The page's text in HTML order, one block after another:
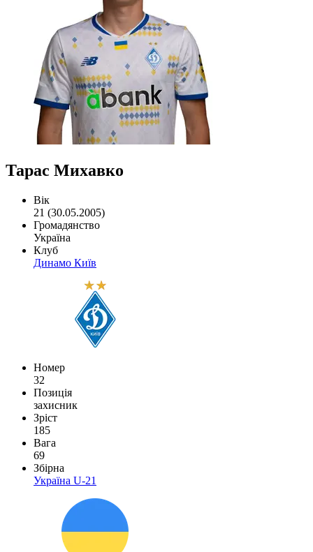
Тарас Михавко
Вік
21 (30.05.2005)
Громадянство
Україна
Клуб
Динамо Київ
Номер
32
Позиція
захисник
Зріст
185
Вага
69
Збірна
Україна U-21